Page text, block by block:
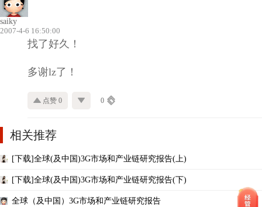
saiky
2007-4-6 16:50:00
找了好久！
多谢lz了！
点赞 0 0
相关推荐
[下载]全球(及中国)3G市场和产业链研究报告(上)
[下载]全球(及中国)3G市场和产业链研究报告(下)
全球（及中国）3G市场和产业链研究报告